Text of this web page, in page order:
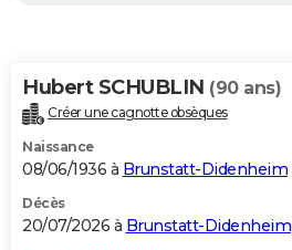
Alimentation
Guide de la santé
Maladies
Médicaments
Sommeil
VOYAGE
Destinations
City break
Voyage nature
Voyage de noces
Forum
Climat
+PHOTO
GUIDES D'ACHAT
BONS PLANS
Hubert SCHUBLIN (90 ans)
Créer une cagnotte obsèques
Naissance
08/06/1936 à Brunstatt-Didenheim
Décès
20/07/2026 à Brunstatt-Didenheim